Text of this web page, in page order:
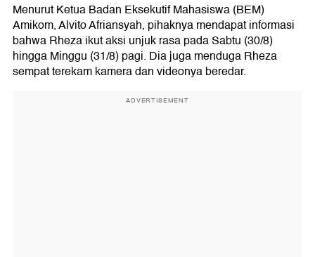
Menurut Ketua Badan Eksekutif Mahasiswa (BEM)
Amikom, Alvito Afriansyah, pihaknya mendapat informasi
bahwa Rheza ikut aksi unjuk rasa pada Sabtu (30/8)
hingga Minggu (31/8) pagi. Dia juga menduga Rheza
sempat terekam kamera dan videonya beredar.
ADVERTISEMENT